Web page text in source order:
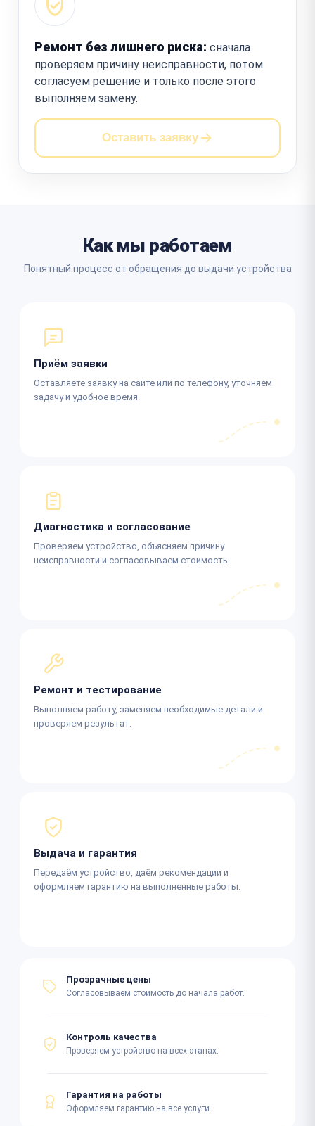
Ремонт без лишнего риска: сначала
проверяем причину неисправности, потом
согласуем решение и только после этого
выполняем замену.
Оставить заявку
Как мы работаем
Понятный процесс от обращения до выдачи устройства
Приём заявки
Оставляете заявку на сайте или по телефону, уточняем
задачу и удобное время.
Диагностика и согласование
Проверяем устройство, объясняем причину
неисправности и согласовываем стоимость.
Ремонт и тестирование
Выполняем работу, заменяем необходимые детали и
проверяем результат.
Выдача и гарантия
Передаём устройство, даём рекомендации и
оформляем гарантию на выполненные работы.
Прозрачные цены
Согласовываем стоимость до начала работ.
Контроль качества
Проверяем устройство на всех этапах.
Гарантия на работы
Оформляем гарантию на все услуги.